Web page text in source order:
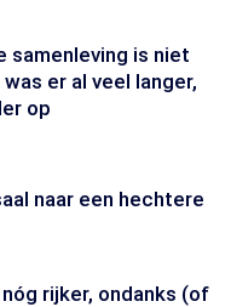
samenleving is niet
er al veel langer,
op
naar een hechtere
rijker, ondanks (of